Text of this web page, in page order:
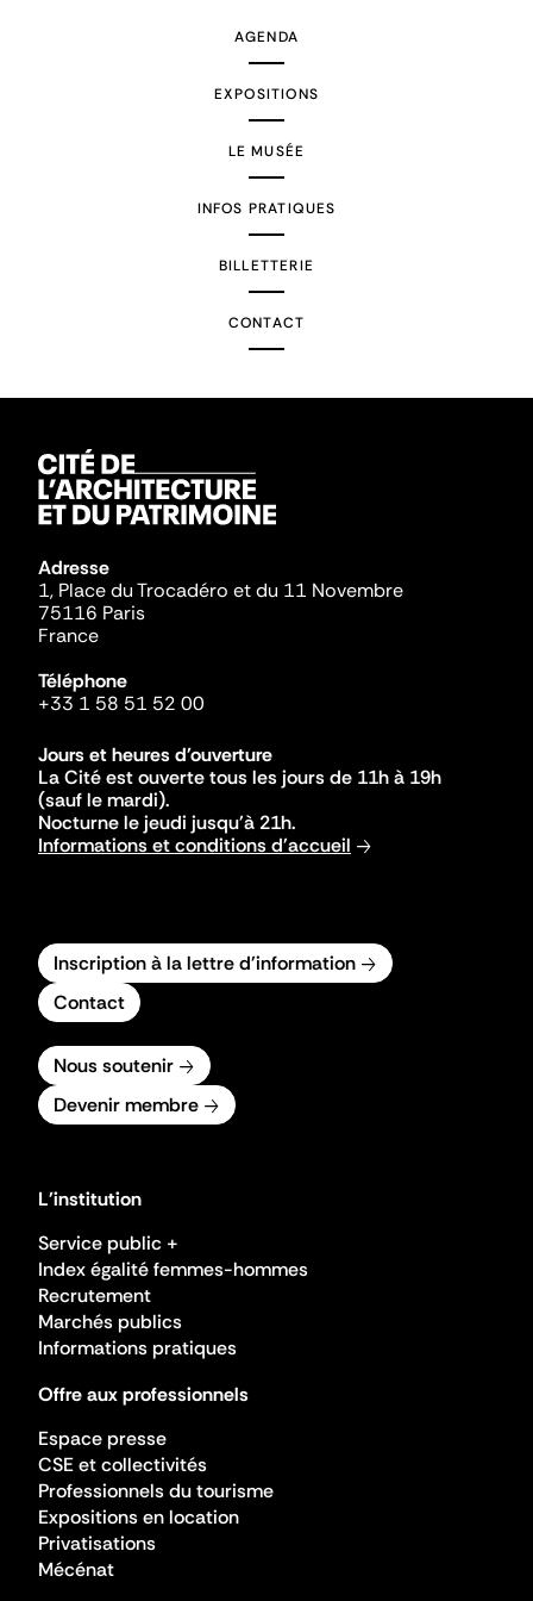
AGENDA
EXPOSITIONS
LE MUSÉE
INFOS PRATIQUES
BILLETTERIE
CONTACT
Adresse
1, Place du Trocadéro et du 11 Novembre
75116 Paris
France
Téléphone
+33 1 58 51 52 00
Jours et heures d'ouverture
La Cité est ouverte tous les jours de 11h à 19h
(sauf le mardi).
Nocturne le jeudi jusqu'à 21h.
Informations et conditions d'accueil
Inscription à la lettre d'information
Contact
Nous soutenir
Devenir membre
L'institution
Service public +
Index égalité femmes-hommes
Recrutement
Marchés publics
Informations pratiques
Offre aux professionnels
Espace presse
CSE et collectivités
Professionnels du tourisme
Expositions en location
Privatisations
Mécénat